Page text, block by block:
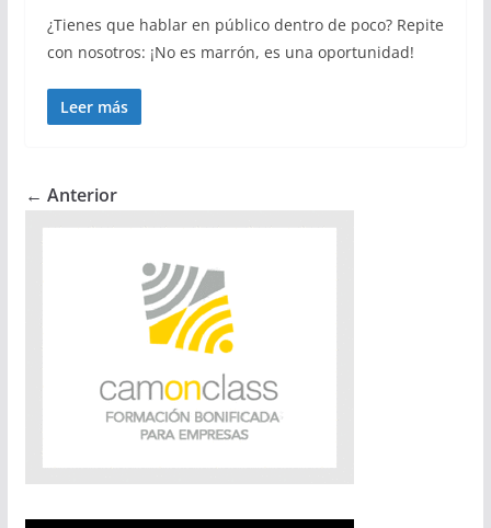
¿Tienes que hablar en público dentro de poco? Repite
con nosotros: ¡No es marrón, es una oportunidad!
Leer más
← Anterior